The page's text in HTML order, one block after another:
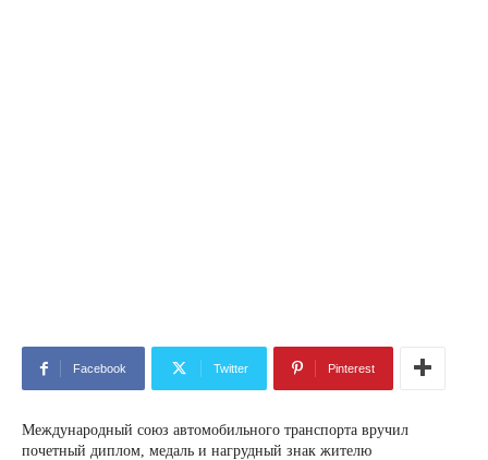
Facebook Twitter Pinterest
Международный союз автомобильного транспорта вручил
почетный диплом, медаль и нагрудный знак жителю